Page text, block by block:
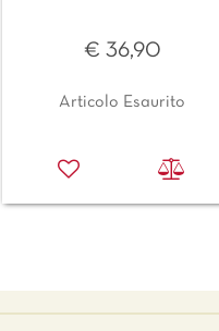
€ 36,90
Articolo Esaurito